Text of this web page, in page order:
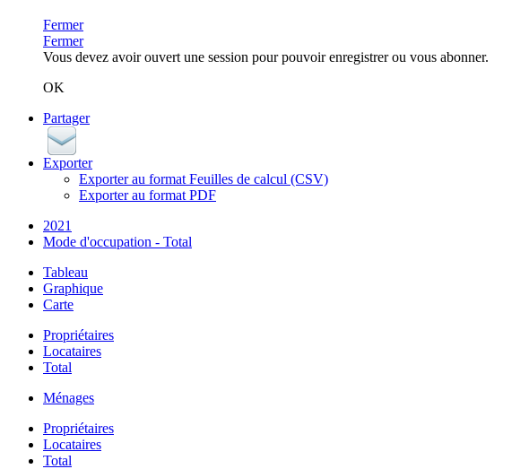
Fermer
Fermer
Vous devez avoir ouvert une session pour pouvoir enregistrer ou vous abonner.
OK
Partager
Exporter
Exporter au format Feuilles de calcul (CSV)
Exporter au format PDF
2021
Mode d'occupation - Total
Tableau
Graphique
Carte
Propriétaires
Locataires
Total
Ménages
Propriétaires
Locataires
Total